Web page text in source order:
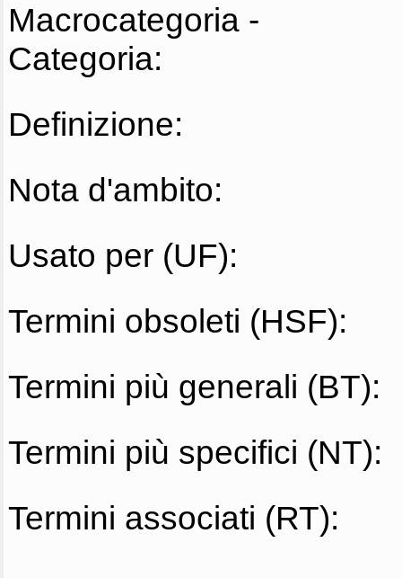
Macrocategoria -
Categoria:
Definizione:
Nota d'ambito:
Usato per (UF):
Termini obsoleti (HSF):
Termini più generali (BT):
Termini più specifici (NT):
Termini associati (RT):